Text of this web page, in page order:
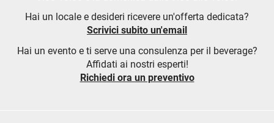
Hai un locale e desideri ricevere un'offerta dedicata?
Scrivici subito un'email
Hai un evento e ti serve una consulenza per il beverage?
Affidati ai nostri esperti!
Richiedi ora un preventivo